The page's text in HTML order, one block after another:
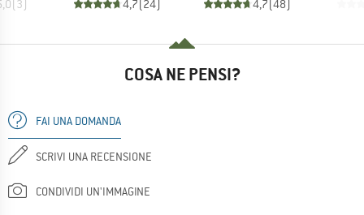
3 4,7 24) 4,7 48
COSA NE PENSI?
FAI UNA DOMANDA
SCRIVI UNA RECENSIONE
CONDIVIDI UN'IMMAGINE